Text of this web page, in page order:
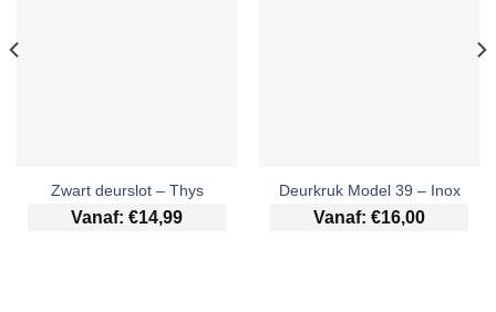
Zwart deurslot – Thys
Vanaf: €14,99
Deurkruk Model 39 – Inox
Vanaf: €16,00